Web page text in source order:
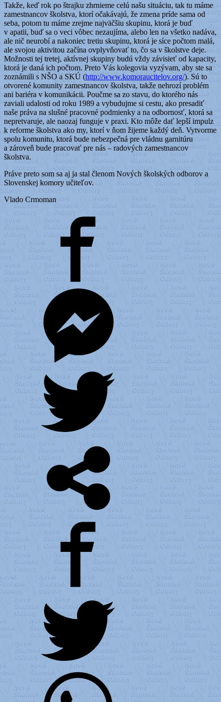
Takže, keď rok po štrajku zhrnieme celú našu situáciu, tak tu máme
zamestnancov školstva, ktorí očakávajú, že zmena príde sama od
seba, potom tu máme zrejme najväčšiu skupinu, ktorá je buď
v apatii, buď sa o veci vôbec nezaujíma, alebo len na všetko nadáva,
ale nič neurobí a nakoniec tretiu skupinu, ktorá je síce počtom malá,
ale svojou aktivitou začína ovplyvňovať to, čo sa v školstve deje.
Možnosti tej tretej, aktívnej skupiny budú vždy závisieť od kapacity,
ktorá je daná ich počtom. Preto Vás kolegovia vyzývam, aby ste sa
zoznámili s NŠO a SKÚ (http://www.komoraucitelov.org/). Sú to
otvorené komunity zamestnancov školstva, takže nehrozí problém
ani bariéra v komunikácii. Poučme sa zo stavu, do ktorého nás
zaviali udalosti od roku 1989 a vybudujme si cestu, ako presadiť
naše práva na slušné pracovné podmienky a na odbornosť, ktorá sa
nepretvaruje, ale naozaj funguje v praxi. Kto môže dať lepší impulz
k reforme školstva ako my, ktorí v ňom žijeme každý deň. Vytvorme
spolu komunitu, ktorá bude nebezpečná pre vládnu garnitúru
a zároveň bude pracovať pre nás – radových zamestnancov
školstva.
Práve preto som sa aj ja stal členom Nových školských odborov a
Slovenskej komory učiteľov.
Vlado Crmoman